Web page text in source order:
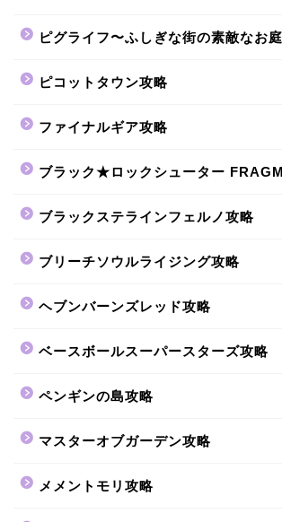
ピグライフ〜ふしぎな街の素敵なお
ピコットタウン攻略
ファイナルギア攻略
ブラック★ロックシューター
ブラックステラインフェルノ攻略
ブリーチソウルライジング攻略
ヘブンバーンズレッド攻略
ベースボールスーパースターズ攻略
ペンギンの島攻略
マスターオブガーデン攻略
メメントモリ攻略